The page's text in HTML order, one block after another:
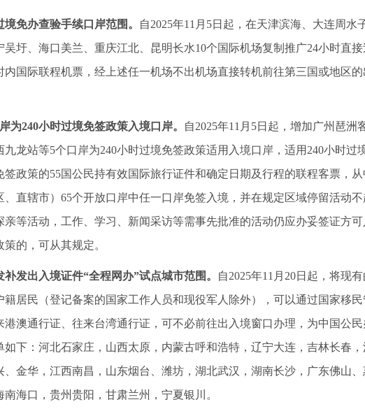
免办查验手续口岸范围。
自2025年11月5日起，在天津滨海、大连周水
圩、海口美兰、重庆江北、昆明长水10个国际机场复制推广24小时直
内国际联程机票，经上述任一机场不出机场直接转机前往第三国或地区
为240小时过境免签政策入境口岸。
自2025年11月5日起，增加广州琶洲
龙站等5个口岸为240小时过境免签政策适用入境口岸，适用240小时过
签政策的55国公民持有效国际旅行证件和确定日期及行程的联程客票，
、直辖市）65个开放口岸中任一口岸免签入境，并在规定区域停留活动
亲等活动，工作、学习、新闻采访等需事先批准的活动仍应办妥签证方
的，可从其规定。
发出入境证件“全程网办”试点城市范围。
自2025年11月20日起，将现
籍居民（登记备案的国家工作人员和现役军人除外），可以通过国家移
澳通行证、往来台湾通行证，可不必前往出入境窗口办理，为中国公
如下：河北石家庄，山西太原，内蒙古呼和浩特，辽宁大连，吉林长春
金华，江西南昌，山东烟台、潍坊，湖北武汉，湖南长沙，广东佛山、
海口，贵州贵阳，甘肃兰州，宁夏银川。